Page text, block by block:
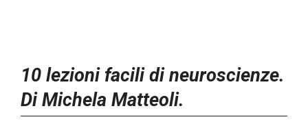
10 lezioni facili di neuroscienze.
Di Michela Matteoli.